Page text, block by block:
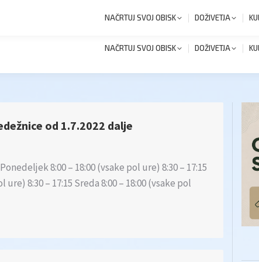
NAČRTUJ SVOJ OBISK DOŽIVETJA
od 1.7.2022 dalje
8:00 – 18:00 (vsake pol ure) 8:30 – 17:15
ure) 8:30 – 17:15 Sreda 8:00 – 18:00 (vsake pol
NAČRTUJ SVOJ OBISK DOŽIVETJA